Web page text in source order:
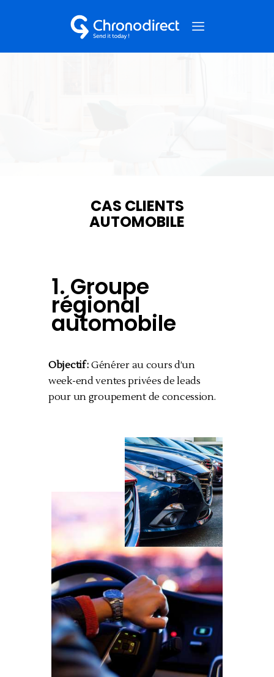
CAS CLIENTS
AUTOMOBILE
1. Groupe
régional
automobile
Objectif : Générer au cours d’un
week-end ventes privées de leads
pour un groupement de concession.